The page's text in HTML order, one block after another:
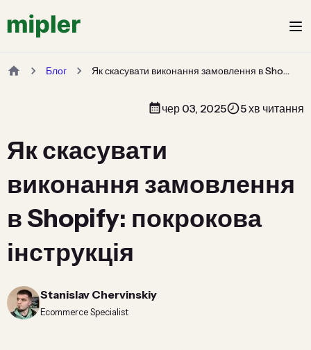
Блог Як скасувати виконання замовлення в Shopify: покрокова інструкція
чер 03, 2025 5 хв читання
Як скасувати
виконання замовлення
в Shopify: покрокова
інструкція
Stanislav Chervinskiy
Ecommerce Specialist